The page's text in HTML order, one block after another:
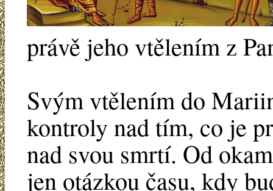
právě jeho vtělením z
Svým vtělením do
kontroly nad tím, co je
nad svou smrtí. Od
jen otázkou času, kdy